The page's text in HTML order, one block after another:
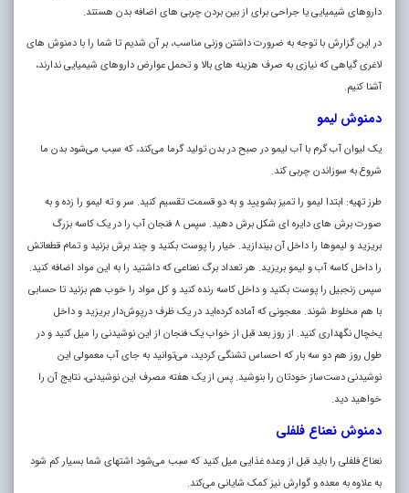
دارو‌های شیمیایی یا جراحی برای از بین بردن چربی‌ های اضافه بدن هستند.
در این گزارش با توجه به ضرورت داشتن وزنی مناسب، بر آن شدیم تا شما را با دمنوش‌ های
لاغری گیاهی که نیازی به صرف هزینه‌ های بالا و تحمل عوارض دارو‌های شیمیایی ندارند،
آشنا کنیم.
دمنوش لیمو
یک لیوان آب گرم با آب لیمو در صبح در بدن تولید گرما می‌کند، که سبب می‌شود بدن ما
شروع به سوزاندن چربی کند.
طرز تهیه: ابتدا لیمو را تمیز بشویید و به دو قسمت تقسیم کنید. سر و ته لیمو را زده و به
صورت برش‌ های دایره‌ ای شکل برش دهید. سپس ۸ فنجان آب را در یک کاسه بزرگ
بریزید و لیمو‌ها را داخل آن بیندازید. خیار را پوست بکنید و چند برش بزنید و تمام قطعاتش
را داخل کاسه آب و لیمو بریزید. هر تعداد برگ نعناعی که داشتید را به این مواد اضافه کنید.
سپس زنجبیل را پوست بکنید و داخل کاسه رنده کنید و کل مواد را خوب هم بزنید تا حسابی
با هم مخلوط شوند. معجونی که آماده کرده‌اید در یک ظرف درپوش‌دار بریزید و داخل
یخچال نگهداری کنید. از روز بعد قبل از خواب یک فنجان از این نوشیدنی را میل کنید و در
طول روز هم دو سه بار که احساس تشنگی کردید، می‌توانید به جای آب معمولی این
نوشیدنی دست‌ساز خودتان را بنوشید. پس از یک هفته مصرف این نوشیدنی، نتایج آن را
خواهید دید.
دمنوش نعناع فلفلی
نعناع فلفلی را باید قبل از وعده غذایی میل کنید که سبب می‌شود اشتهای شما بسیار کم شود
به علاوه به معده و گوارش نیز کمک شایانی می‌کند.